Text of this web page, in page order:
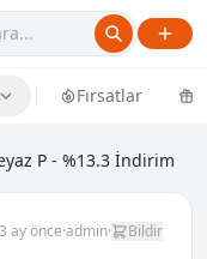
Fırsatlar
P - %13.3 İndirim
3 ay önce·admin· Bildir